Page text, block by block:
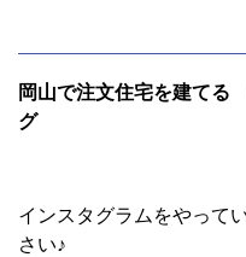
岡山で注文住宅を建て
グ
インスタグラムをやって
さい♪